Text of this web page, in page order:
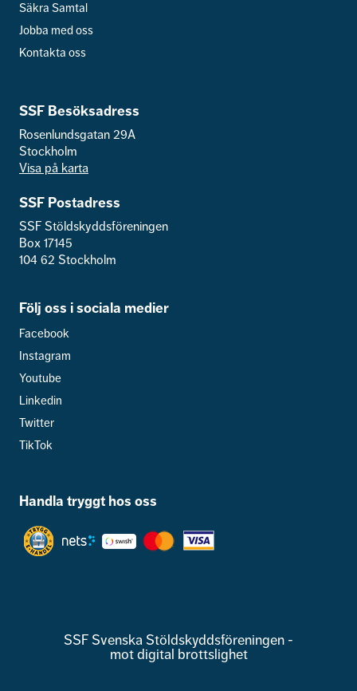
Säkra Samtal
Jobba med oss
Kontakta oss
SSF Besöksadress
Rosenlundsgatan 29A
Stockholm
Visa på karta
SSF Postadress
SSF Stöldskyddsföreningen
Box 17145
104 62 Stockholm
Följ oss i sociala medier
Facebook
Instagram
Youtube
Linkedin
Twitter
TikTok
Handla tryggt hos oss
SSF Svenska Stöldskyddsföreningen -
mot digital brottslighet